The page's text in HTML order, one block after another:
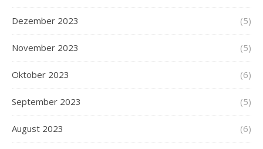
Dezember 2023 (5)
November 2023 (5)
Oktober 2023 (6)
September 2023 (5)
August 2023 (6)